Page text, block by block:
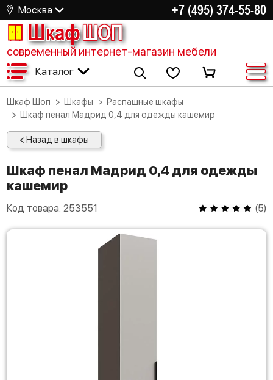
Москва +7 (495) 374-55-80
ШкафШОП
современный интернет-магазин мебели
Каталог
Шкаф Шоп Шкафы
Распашные шкафы
Шкаф пенал Мадрид 0,4 для одежды кашемир
< Назад в шкафы
Шкаф пенал Мадрид 0,4 для одежды
кашемир
Код товара: 253551 (5)